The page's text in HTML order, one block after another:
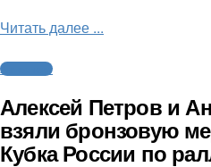
Читать далее ...
Автоспорт
Алексей Петров и
взяли бронзовую
Кубка России по